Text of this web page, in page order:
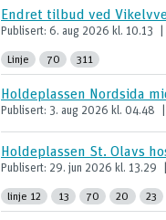
Endret tilbud ved
Publisert: 6. aug 2026 kl. 10.13
Linje 70 311
Holdeplassen Nordsida
Publisert: 3. aug 2026 kl. 04.48
Holdeplassen St. Olavs
Publisert: 29. jun 2026 kl. 13.29
linje 12 13 70 20 23